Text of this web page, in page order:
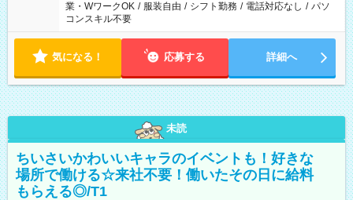
業・WワークOK / 服装自由 / シフト勤務 / 電話対応なし / パソ
コンスキル不要
気になる！ 応募する 詳細へ
未読
ちいさいかわいいキャラのイベントも！好きな
場所で働ける☆来社不要！働いたその日に給料
もらえる◎/T1